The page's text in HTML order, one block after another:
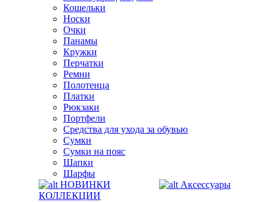
Кошельки
Носки
Очки
Панамы
Кружки
Перчатки
Ремни
Полотенца
Платки
Рюкзаки
Портфели
Средства для ухода за обувью
Сумки
Сумки на пояс
Шапки
Шарфы
НОВИНКИ
КОЛЛЕКЦИИ
Аксессуары